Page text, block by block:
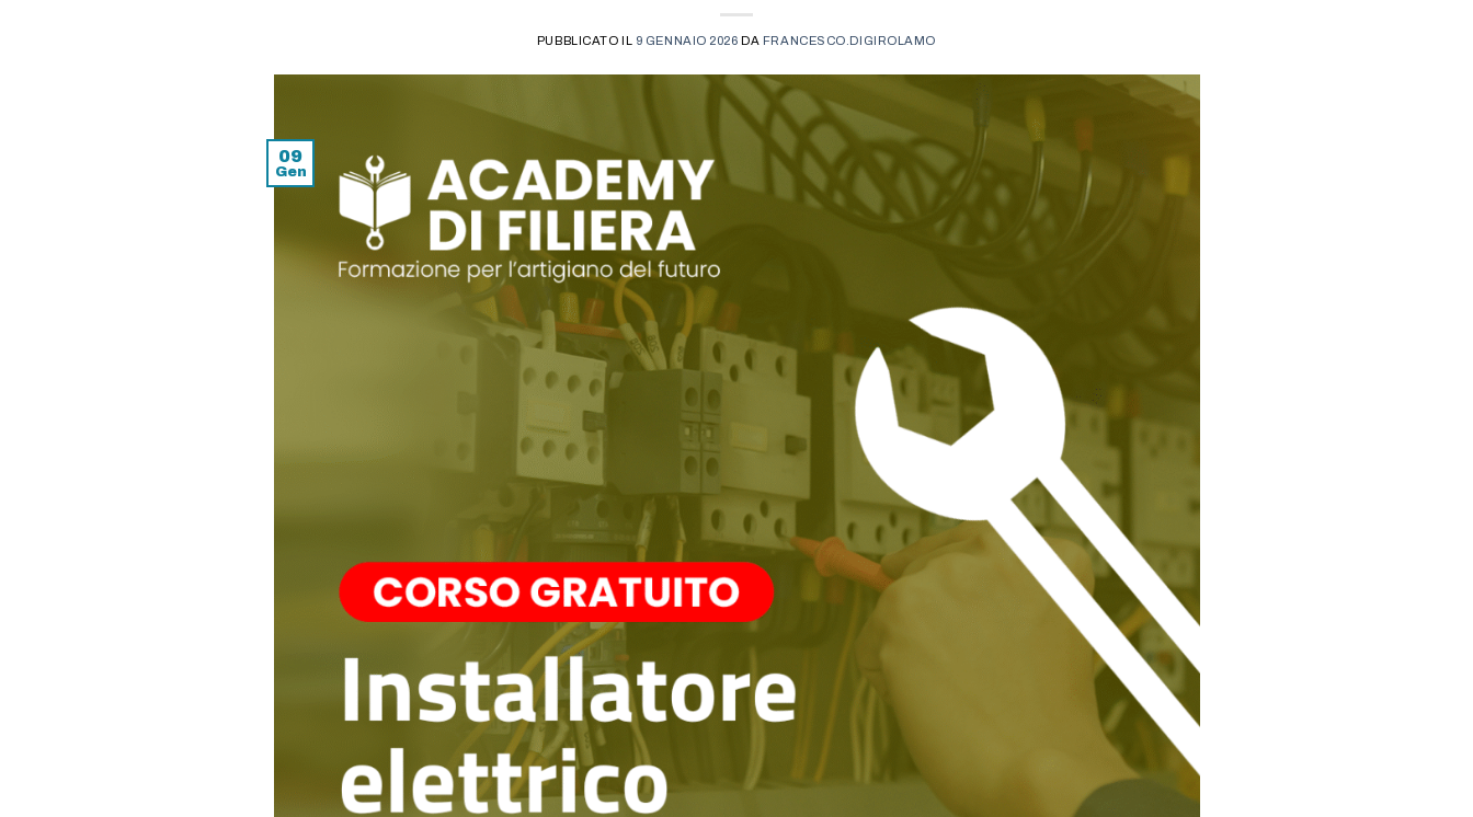
PUBBLICATO IL 9 GENNAIO 2026 DA FRANCESCO.DIGIROLAMO
09
Gen